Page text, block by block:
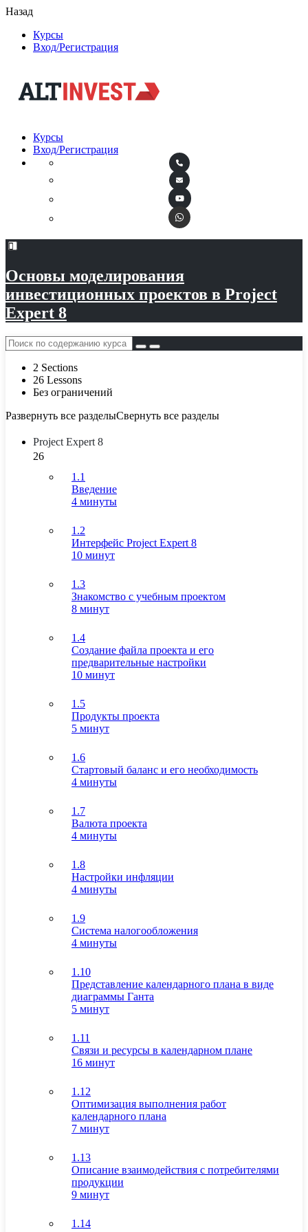
Назад
Курсы
Вход/Регистрация
Курсы
Вход/Регистрация
Основы моделирования
инвестиционных проектов в Project
Expert 8
2 Sections
26 Lessons
Без ограничений
Развернуть все разделыСвернуть все разделы
Project Expert 8
26
1.1
Введение
4 минуты
1.2
Интерфейс Project Expert 8
10 минут
1.3
Знакомство с учебным проектом
8 минут
1.4
Создание файла проекта и его
предварительные настройки
10 минут
1.5
Продукты проекта
5 минут
1.6
Стартовый баланс и его необходимость
4 минуты
1.7
Валюта проекта
4 минуты
1.8
Настройки инфляции
4 минуты
1.9
Система налогообложения
4 минуты
1.10
Представление календарного плана в виде
диаграммы Ганта
5 минут
1.11
Связи и ресурсы в календарном плане
16 минут
1.12
Оптимизация выполнения работ
календарного плана
7 минут
1.13
Описание взаимодействия с потребителями
продукции
9 минут
1.14